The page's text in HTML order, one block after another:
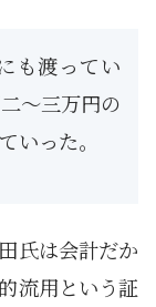
も渡ってい
～三万円の
いった。
氏は会計だか
流用という証